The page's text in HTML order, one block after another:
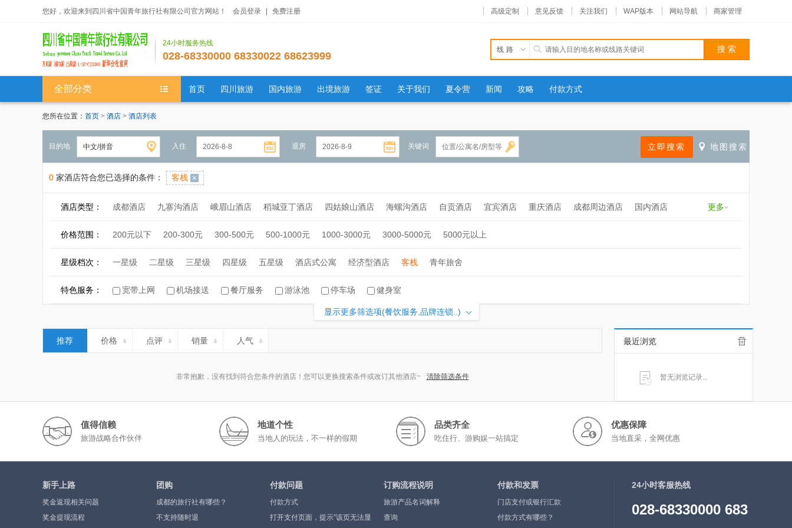
您好，欢迎来到四川省中国青年旅行社有限公司官方网站！ 会员登录 免费注册 高级定制 意见反馈 关注我们 WAP版本 网站导航 商家管理
24小时服务热线
028-68330000 68330022 68623999
线路
全部分类 首页 四川旅游 国内旅游 出境旅游 签证 关于我们 夏令营 新闻 攻略 付款方式
您所在位置： 首页 > 酒店 > 酒店列表
目的地 入住 退房 关键词
0 家酒店符合您已选择的条件： 客栈
酒店类型： 成都酒店 九寨沟酒店 峨眉山酒店 稻城亚丁酒店 四姑娘山酒店 海螺沟酒店 自贡酒店 宜宾酒店 重庆酒店 成都周边酒店 国内酒店
境外酒店
更多
价格范围： 200元以下 200-300元 300-500元 500-1000元 1000-3000元 3000-5000元 5000元以上
星级档次： 一星级 二星级 三星级 四星级 五星级 酒店式公寓 经济型酒店 客栈 青年旅舍
特色服务： 宽带上网 机场接送 餐厅服务 游泳池 停车场 健身室
显示更多筛选项(餐饮服务,品牌连锁..)
推荐 价格 点评 销量 人气
非常抱歉，没有找到符合您条件的酒店！您可以更换搜索条件或改订其他酒店~ 清除筛选条件
最近浏览
暂无浏览记录...
值得信赖
旅游战略合作伙伴
地道个性
当地人的玩法，不一样的假期
品类齐全
吃住行、游购娱一站搞定
优惠保障
当地直采，全网优惠
新手上路
奖金返现相关问题
奖金提现流程
团购
成都的旅行社有哪些？
不支持随时退
付款问题
付款方式
打开支付页面，提示”该页无法显
订购流程说明
旅游产品名词解释
查询
付款和发票
门店支付或银行汇款
付款方式有哪些？
24小时客服热线
028-68330000 683